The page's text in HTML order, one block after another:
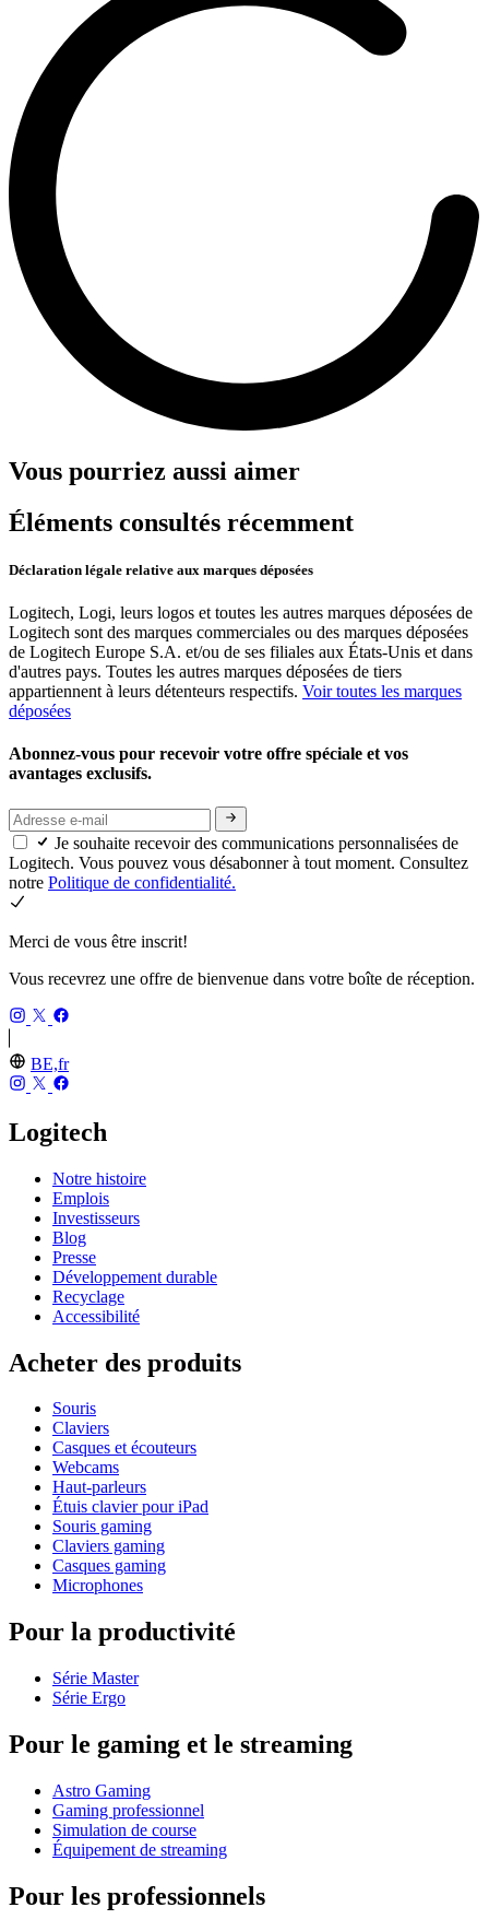
Vous pourriez aussi aimer
Éléments consultés récemment
Déclaration légale relative aux marques déposées
Logitech, Logi, leurs logos et toutes les autres marques déposées de
Logitech sont des marques commerciales ou des marques déposées
de Logitech Europe S.A. et/ou de ses filiales aux États-Unis et dans
d'autres pays. Toutes les autres marques déposées de tiers
appartiennent à leurs détenteurs respectifs. Voir toutes les marques
déposées
Abonnez-vous pour recevoir votre offre spéciale et vos
avantages exclusifs.
Je souhaite recevoir des communications personnalisées de
Logitech. Vous pouvez vous désabonner à tout moment. Consultez
notre Politique de confidentialité.
Merci de vous être inscrit!
Vous recevrez une offre de bienvenue dans votre boîte de réception.
BE,fr
Logitech
Notre histoire
Emplois
Investisseurs
Blog
Presse
Développement durable
Recyclage
Accessibilité
Acheter des produits
Souris
Claviers
Casques et écouteurs
Webcams
Haut-parleurs
Étuis clavier pour iPad
Souris gaming
Claviers gaming
Casques gaming
Microphones
Pour la productivité
Série Master
Série Ergo
Pour le gaming et le streaming
Astro Gaming
Gaming professionnel
Simulation de course
Équipement de streaming
Pour les professionnels